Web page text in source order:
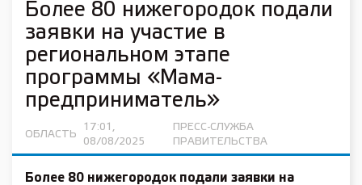
Более 80 нижегородок подали
заявки на участие в
региональном этапе
программы «Мама-
предприниматель»
ОБЛАСТЬ
17:01,
08/08/2025
ПРЕСС-СЛУЖБА
ПРАВИТЕЛЬСТВА
Более 80 нижегородок подали заявки на